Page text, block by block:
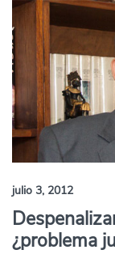
julio 3, 2012
¿problema